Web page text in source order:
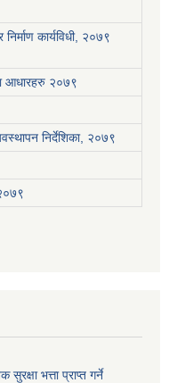
कार्यविधी, २०७९
आधारहरु २०७९
निर्देशिका, २०७९
भत्ता प्राप्त गर्ने